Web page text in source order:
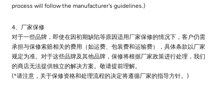
process will follow the manufacturer's guidelines.)
4、厂家保修
对于一些品牌，即使在因初期缺陷等原因适用厂家保修的情况下，客户仍需
承担与保修索赔相关的费用（如运费、包装费和运输费），具体条款以厂家
规定为准。对于这些品牌及其他品牌，保修将根据厂家政策进行处理，我们
的商店无法提供独立的解决方案。敬请提前理解。
(*请注意，关于保修资格和处理流程的决定将遵循厂家的指导方针。)